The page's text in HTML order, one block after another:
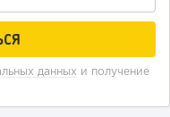
12 2
метро»: куда в
данных и получение